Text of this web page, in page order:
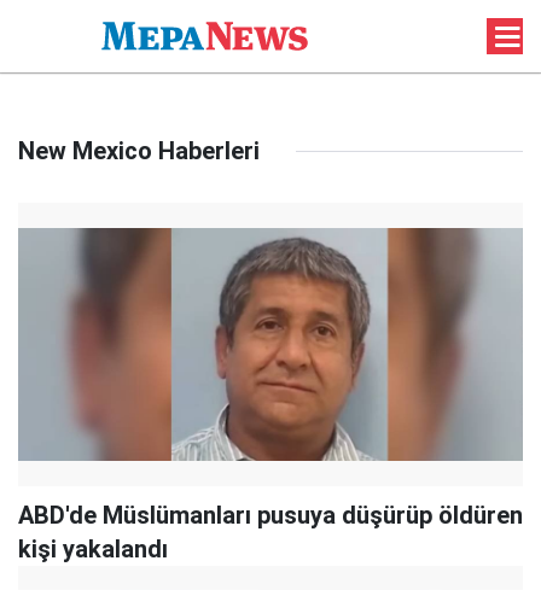
New Mexico Haberleri
ABD'de Müslümanları pusuya düşürüp öldüren
kişi yakalandı